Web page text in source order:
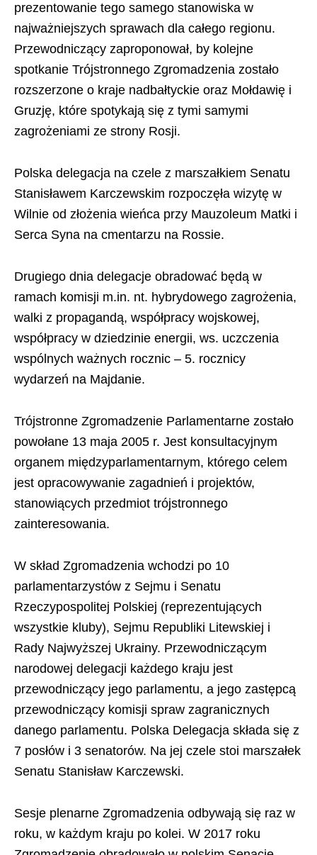
prezentowanie tego samego stanowiska w
najważniejszych sprawach dla całego regionu.
Przewodniczący zaproponował, by kolejne
spotkanie Trójstronnego Zgromadzenia zostało
rozszerzone o kraje nadbałtyckie oraz Mołdawię i
Gruzję, które spotykają się z tymi samymi
zagrożeniami ze strony Rosji.
Polska delegacja na czele z marszałkiem Senatu
Stanisławem Karczewskim rozpoczęła wizytę w
Wilnie od złożenia wieńca przy Mauzoleum Matki i
Serca Syna na cmentarzu na Rossie.
Drugiego dnia delegacje obradować będą w
ramach komisji m.in. nt. hybrydowego zagrożenia,
walki z propagandą, współpracy wojskowej,
współpracy w dziedzinie energii, ws. uczczenia
wspólnych ważnych rocznic – 5. rocznicy
wydarzeń na Majdanie.
Trójstronne Zgromadzenie Parlamentarne zostało
powołane 13 maja 2005 r. Jest konsultacyjnym
organem międzyparlamentarnym, którego celem
jest opracowywanie zagadnień i projektów,
stanowiących przedmiot trójstronnego
zainteresowania.
W skład Zgromadzenia wchodzi po 10
parlamentarzystów z Sejmu i Senatu
Rzeczypospolitej Polskiej (reprezentujących
wszystkie kluby), Sejmu Republiki Litewskiej i
Rady Najwyższej Ukrainy. Przewodniczącym
narodowej delegacji każdego kraju jest
przewodniczący jego parlamentu, a jego zastępcą
przewodniczący komisji spraw zagranicznych
danego parlamentu. Polska Delegacja składa się z
7 posłów i 3 senatorów. Na jej czele stoi marszałek
Senatu Stanisław Karczewski.
Sesje plenarne Zgromadzenia odbywają się raz w
roku, w każdym kraju po kolei. W 2017 roku